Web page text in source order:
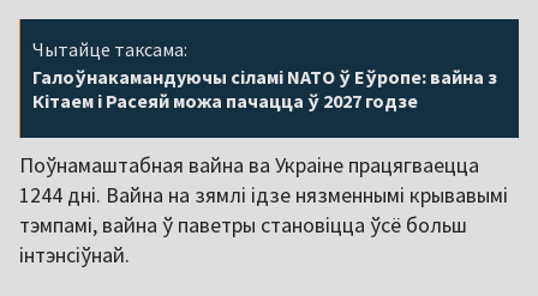
Чытайце таксама:
Галоўнакамандуючы сіламі NATO ў Еўропе: вайна з
Кітаем і Расеяй можа пачацца ў 2027 годзе
Поўнамаштабная вайна ва Украіне працягваецца
1244 дні. Вайна на зямлі ідзе нязменнымі крывавымі
тэмпамі, вайна ў паветры становіцца ўсё больш
інтэнсіўнай.